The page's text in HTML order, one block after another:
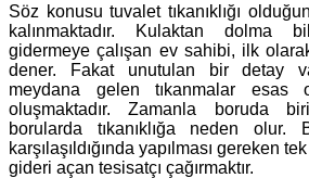
Söz konusu tuvalet tıkanıklığı
kalınmaktadır. Kulaktan dolma
gidermeye çalışan ev sahibi, ilk
dener. Fakat unutulan bir detay
meydana gelen tıkanmalar esas
oluşmaktadır. Zamanla boruda
borularda tıkanıklığa neden
karşılaşıldığında yapılması gereken
gideri açan tesisatçı çağırmaktır.